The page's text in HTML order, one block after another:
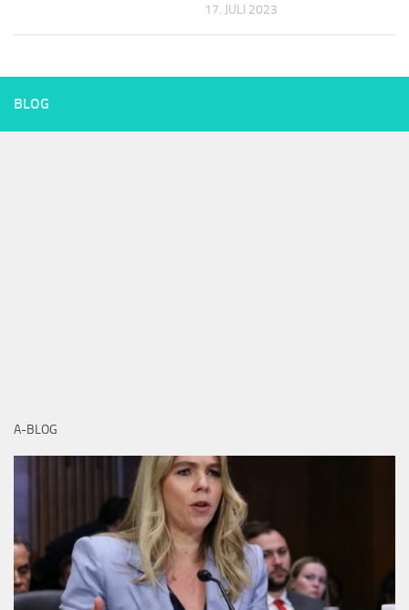
17. JULI 2023
BLOG
A-BLOG